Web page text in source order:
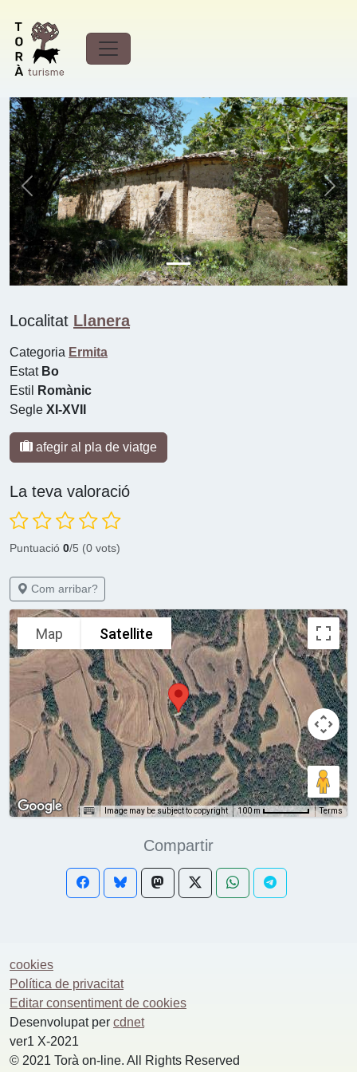
Ermita de Sant Salvador del
Coll (Llanera)
Previous Next
Localitat Llanera
Categoria Ermita
Estat Bo
Estil
Romànic
Segle XI-XVII
afegir al pla de viatge
La teva valoració
Puntuació 0/5 (0 vots)
Com arribar?
Map Satellite
Image may be subject to copyright 100 m Terms
Compartir
cookies
Política de privacitat
Editar consentiment de cookies
Desenvolupat per cdnet
ver1 X-2021
© 2021 Torà on-line. All Rights Reserved